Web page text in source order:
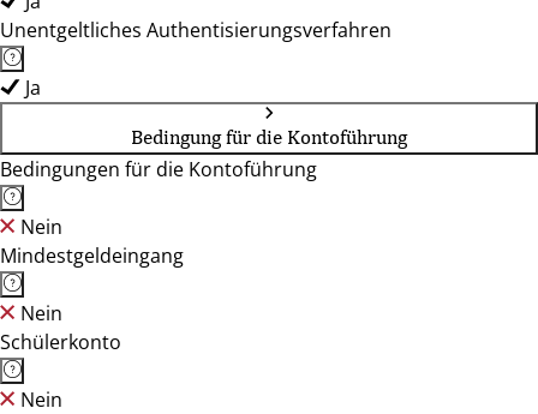
Unentgeltliches Authentisierungsverfahren
Ja
Bedingung für die Kontoführung
Bedingungen für die Kontoführung
Nein
Mindestgeldeingang
Nein
Schülerkonto
Nein